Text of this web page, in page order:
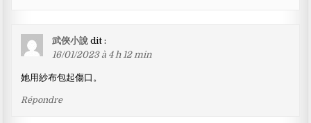
武俠小說 dit :
16/01/2023 à 4 h 12 min
她用紗布包起傷口。
Répondre